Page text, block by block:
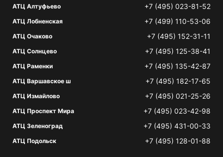
АТЦ Алтуфьево +7 (495) 023-81-52
АТЦ Лобненская +7 (499) 110-53-06
АТЦ Очаково +7 (495) 152-31-11
АТЦ Солнцево +7 (495) 125-38-41
АТЦ Раменки +7 (495) 135-42-87
АТЦ Варшавское ш +7 (495) 182-17-65
АТЦ Измайлово +7 (495) 021-25-26
АТЦ Проспект Мира +7 (495) 023-42-98
АТЦ Зеленоград +7 (495) 431-00-33
АТЦ Подольск +7 (495) 128-01-88